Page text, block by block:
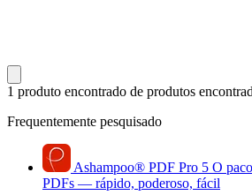
1 produto encontrado de produtos
Frequentemente pesquisado
Ashampoo® PDF Pro 5 O
PDFs — rápido, poderoso, fácil